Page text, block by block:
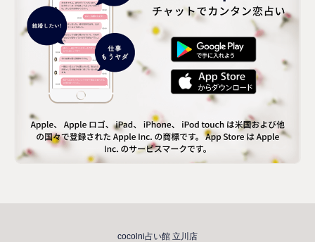
cocolni占い館 立川店